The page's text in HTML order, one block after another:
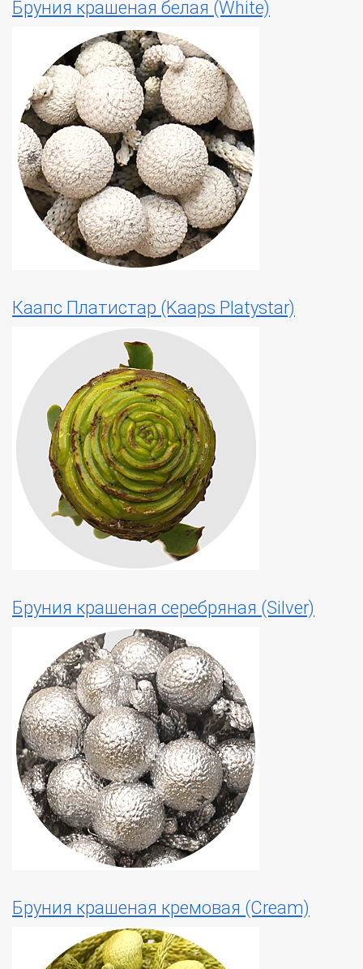
Бруния крашеная белая (White)
Каапс Платистар (Kaaps Platystar)
Бруния крашеная серебряная (Silver)
Бруния крашеная кремовая (Cream)